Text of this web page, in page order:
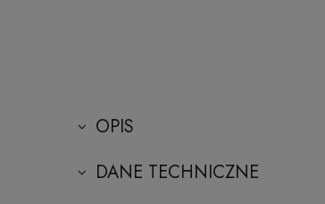
OPIS
DANE TECHNICZNE